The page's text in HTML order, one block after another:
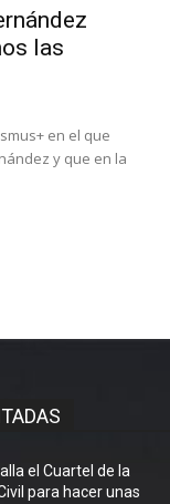
las
en el que
y que en la
el Cuartel de la
para hacer unas